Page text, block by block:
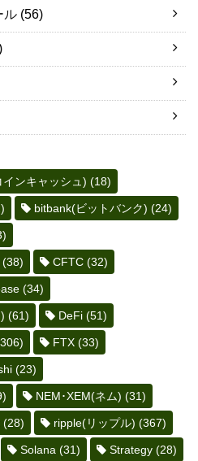
ル (56)
ンキャッシュ) (18)
bitbank(ビットバンク) (24)
(38) CFTC (32)
(34)
(61) DeFi (51)
FTX (33)
(23)
NEM･XEM(ネム) (31)
(28) ripple(リップル) (367)
Solana (31) Strategy (28)